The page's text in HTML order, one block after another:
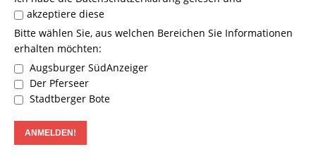
akzeptiere diese
Bitte wählen Sie, aus welchen Bereichen Sie Informationen
erhalten möchten:
Augsburger SüdAnzeiger
Der Pferseer
Stadtberger Bote